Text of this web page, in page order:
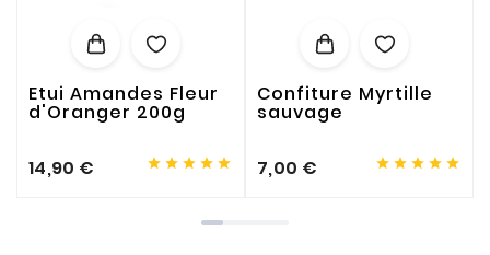
Etui Amandes Fleur
d'Oranger 200g
14,90 €     
Confiture Myrtille
sauvage
7,00 €     